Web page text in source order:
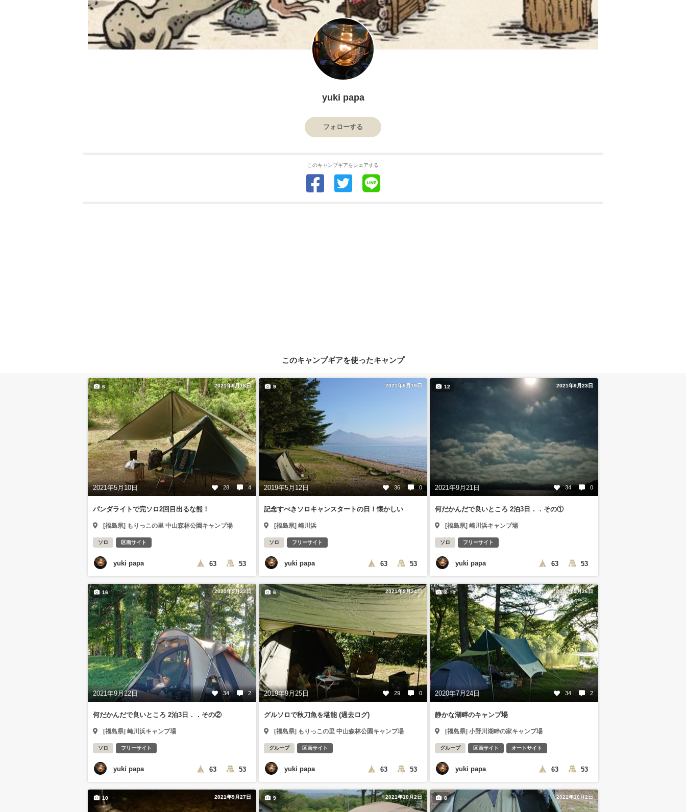
yuki papa
フォローする
このキャンプギアをシェアする
このキャンプギアを使ったキャンプ
2021年9月18日
2021年5月10日 28 4
6
パンダライトで完ソロ2回目出るな熊！
[福島県] もりっこの里 中山森林公園キャンプ場
ソロ 区画サイト
yuki papa 63 53
2021年9月19日
2019年5月12日 36 0
9
記念すべきソロキャンスタートの日！懐かしい
[福島県] 崎川浜
ソロ フリーサイト
yuki papa 63 53
2021年9月23日
2021年9月21日 34 0
12
何だかんだで良いところ 2泊3日．．その①
[福島県] 崎川浜キャンプ場
ソロ フリーサイト
yuki papa 63 53
2021年9月23日
2021年9月22日 34 2
16
何だかんだで良いところ 2泊3日．．その②
[福島県] 崎川浜キャンプ場
ソロ フリーサイト
yuki papa 63 53
2021年9月24日
2019年9月25日 29 0
6
グルソロで秋刀魚を堪能 (過去ログ)
[福島県] もりっこの里 中山森林公園キャンプ場
グループ 区画サイト
yuki papa 63 53
2021年9月26日
2020年7月24日 34 2
3
静かな湖畔のキャンプ場
[福島県] 小野川湖畔の家キャンプ場
グループ 区画サイト オートサイト
yuki papa 63 53
2021年9月27日
10 2021年10月2日
9 2021年10月2日
8